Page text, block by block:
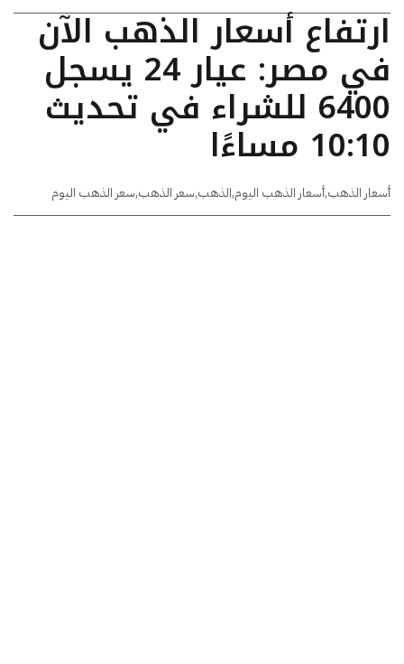
ارتفاع أسعار الذهب الآن
في مصر: عيار 24 يسجل
6400 للشراء في تحديث
10:10 مساءًا
أسعار الذهب,أسعار الذهب اليوم,الذهب,سعر الذهب,سعر الذهب اليوم